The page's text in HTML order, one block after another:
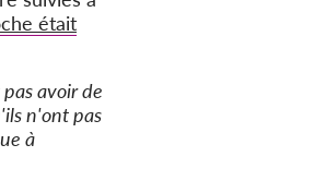
était
avoir de
n'ont pas
à